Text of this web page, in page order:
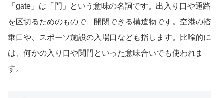
「gate」は「門」という意味の名詞です。出入り口や通路
を区切るためのもので、開閉できる構造物です。空港の搭
乗口や、スポーツ施設の入場口なども指します。比喩的に
は、何かの入り口や関門といった意味合いでも使われま
す。